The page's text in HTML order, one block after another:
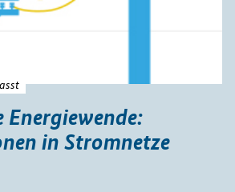
in Stromnetze